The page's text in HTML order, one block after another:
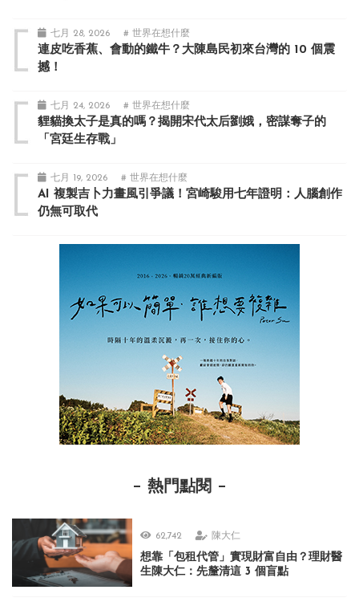
七月 28, 2026 # 世界在想什麼
連皮吃香蕉、會動的鐵牛？大陳島民初來台灣的 10 個震
撼！
七月 24, 2026 # 世界在想什麼
貍貓換太子是真的嗎？揭開宋代太后劉娥，密謀奪子的
「宮廷生存戰」
七月 19, 2026 # 世界在想什麼
AI 複製吉卜力畫風引爭議！宮崎駿用七年證明：人腦創作
仍無可取代
熱門點閱
62,742 陳大仁
想靠「包租代管」實現財富自由？理財醫
生陳大仁：先釐清這 3 個盲點